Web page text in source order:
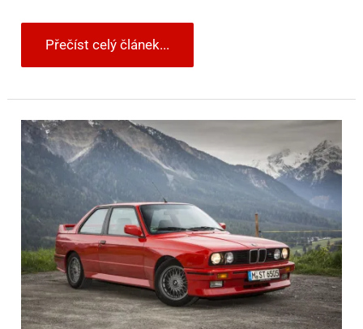
Přečíst celý článek...
BMW
M3
E30
slaví
Tenhle
bavorák
vznikl
hlavně
kvůli
okruhovým
závodům